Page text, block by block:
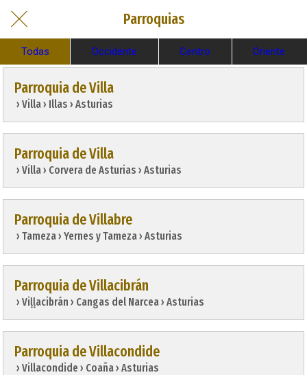
Parroquias
Todas Occidente Centro Oriente
Parroquia de Villa
› Villa › Illas › Asturias
Parroquia de Villa
› Villa › Corvera de Asturias › Asturias
Parroquia de Villabre
› Tameza › Yernes y Tameza › Asturias
Parroquia de Villacibrán
› Viḷḷacibrán › Cangas del Narcea › Asturias
Parroquia de Villacondide
› Villacondide › Coaña › Asturias